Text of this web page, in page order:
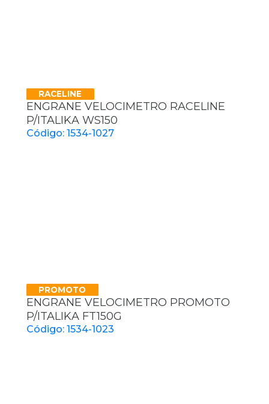
RACELINE
ENGRANE VELOCIMETRO RACELINE
P/ITALIKA WS150
Código: 1534-1027
PROMOTO
ENGRANE VELOCIMETRO PROMOTO
P/ITALIKA FT150G
Código: 1534-1023